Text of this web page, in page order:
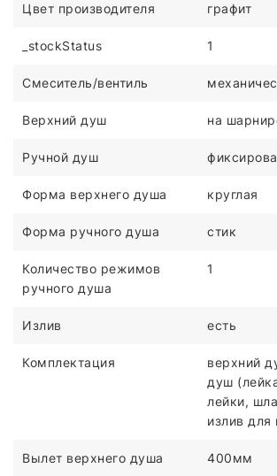
Цвет производителя графит
_stockStatus 1
Смеситель/вентиль
Верхний душ на
Ручной душ
Форма верхнего душа круглая
Форма ручного душа стик
Количество режимов
ручного душа
1
Излив есть
Комплектация
верхний
душ
лейки,
излив для
Вылет верхнего душа 400мм